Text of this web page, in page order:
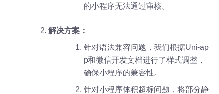
的小程序无法通过审核。
解决方案：
针对语法兼容问题，我们根据Uni-ap
p和微信开发文档进行了样式调整，
确保小程序的兼容性。
针对小程序体积超标问题，将部分静